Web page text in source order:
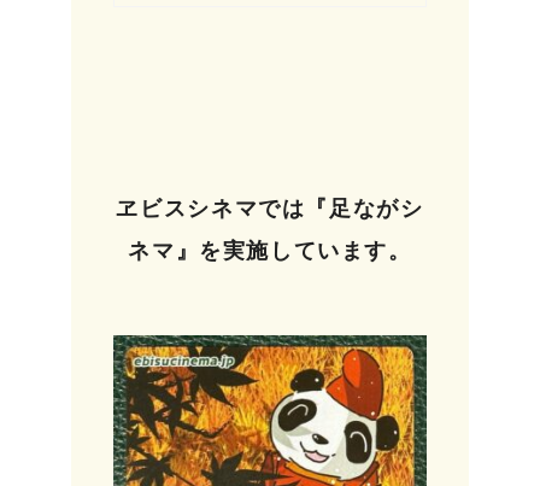
ヱビスシネマでは『足ながシ
ネマ』を実施しています。